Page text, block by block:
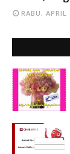
RABU, APRIL